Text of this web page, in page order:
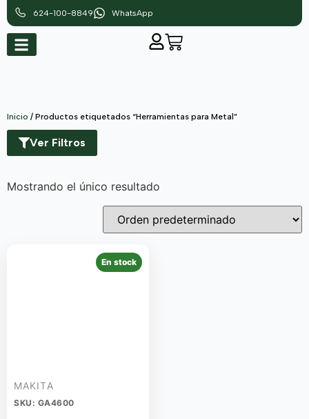
624-100-8849 WhatsApp
Inicio / Productos etiquetados “Herramientas para Metal”
Ver Filtros
Mostrando el único resultado
En stock
MAKITA
SKU: GA4600